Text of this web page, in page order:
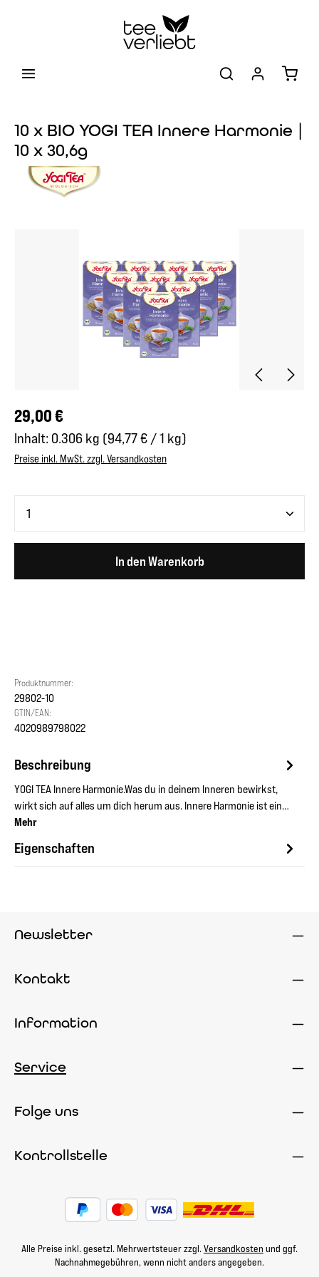
10 x BIO YOGI TEA Innere Harmonie |
10 x 30,6g
Regulärer Preis:
29,00 €
Inhalt: 0.306 kg (94,77 € / 1 kg)
Preise inkl. MwSt. zzgl. Versandkosten
In den Warenkorb
Produktnummer:
29802-10
GTIN/EAN:
4020989798022
Beschreibung
YOGI TEA Innere Harmonie.Was du in deinem Inneren bewirkst,
wirkt sich auf alles um dich herum aus. Innere Harmonie ist ein…
Mehr
Eigenschaften
Newsletter
Kontakt
Information
Service
Folge uns
Kontrollstelle
Alle Preise inkl. gesetzl. Mehrwertsteuer zzgl. Versandkosten und ggf.
Nachnahmegebühren, wenn nicht anders angegeben.